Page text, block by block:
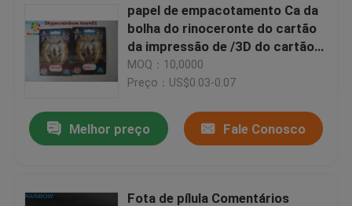
Solicite um orçamento
Empacotamento do saco do petisco
Empacotamento do malote do bico
papel de empacotamento Ca da
bolha do rinoceronte do cartão
da impressão de /3D do cartão
do cartão 3D do comprimido
quente do sexo do efeito da
impressão da venda 3D
MOQ：10,0000
Preço：US$0.03-0.07
Melhor preço Fale Conosco
Fota de pílula Comentários